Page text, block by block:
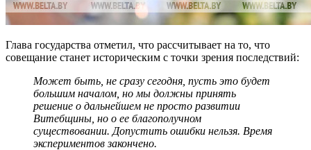
Глава государства отметил, что рассчитывает на то, что
совещание станет историческим с точки зрения последствий:
Может быть, не сразу сегодня, пусть это будет
большим началом, но мы должны принять
решение о дальнейшем не просто развитии
Витебщины, но о ее благополучном
существовании. Допустить ошибки нельзя. Время
экспериментов закончено.